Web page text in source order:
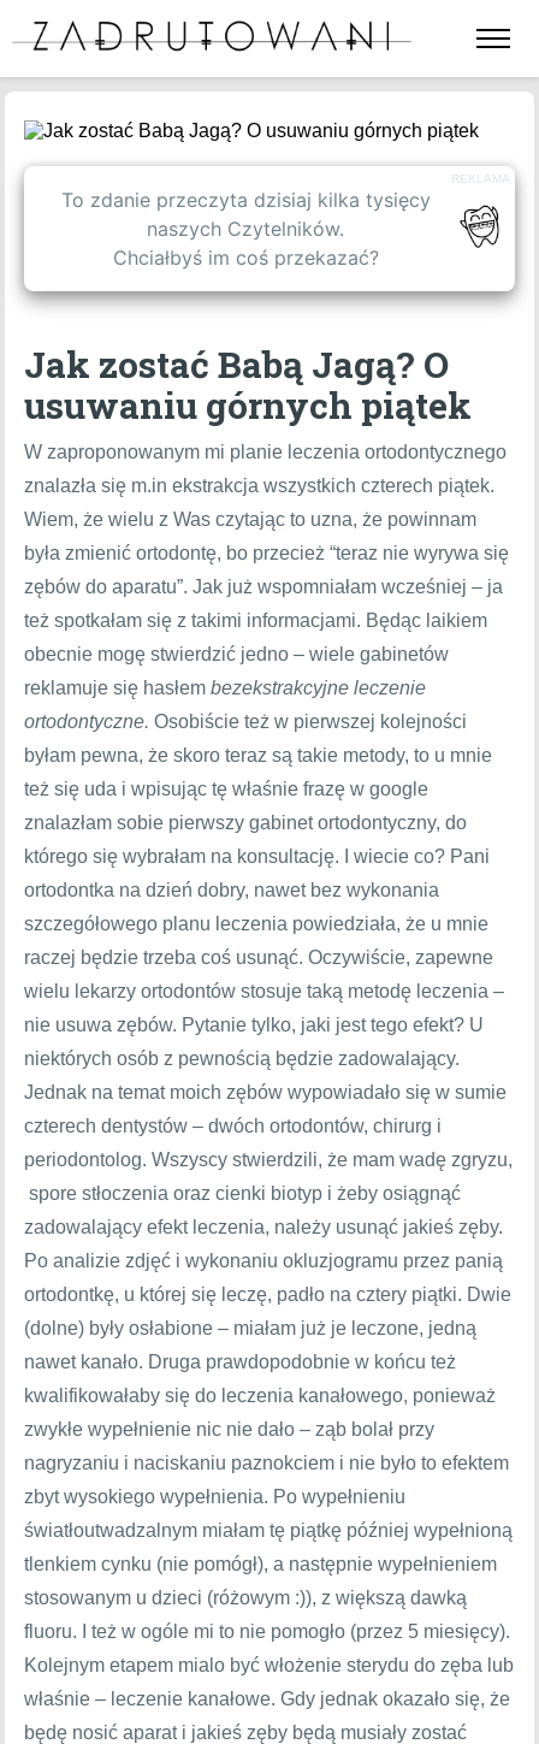
Otwórz
strony
SPIS TREŚCI
WPISY GOŚCINNE
OFERTA
O NAS
REKLAMA
To zdanie przeczyta dzisiaj kilka tysięcy
naszych Czytelników.
Chciałbyś im coś przekazać?
Jak zostać Babą Jagą? O
usuwaniu górnych piątek
W zaproponowanym mi planie leczenia ortodontycznego
znalazła się m.in ekstrakcja wszystkich czterech piątek.
Wiem, że wielu z Was czytając to uzna, że powinnam
była zmienić ortodontę, bo przecież “teraz nie wyrywa się
zębów do aparatu”. Jak już wspomniałam wcześniej – ja
też spotkałam się z takimi informacjami. Będąc laikiem
obecnie mogę stwierdzić jedno – wiele gabinetów
reklamuje się hasłem bezekstrakcyjne leczenie
ortodontyczne. Osobiście też w pierwszej kolejności
byłam pewna, że skoro teraz są takie metody, to u mnie
też się uda i wpisując tę właśnie frazę w google
znalazłam sobie pierwszy gabinet ortodontyczny, do
którego się wybrałam na konsultację. I wiecie co? Pani
ortodontka na dzień dobry, nawet bez wykonania
szczegółowego planu leczenia powiedziała, że u mnie
raczej będzie trzeba coś usunąć. Oczywiście, zapewne
wielu lekarzy ortodontów stosuje taką metodę leczenia –
nie usuwa zębów. Pytanie tylko, jaki jest tego efekt? U
niektórych osób z pewnością będzie zadowalający.
Jednak na temat moich zębów wypowiadało się w sumie
czterech dentystów – dwóch ortodontów, chirurg i
periodontolog. Wszyscy stwierdzili, że mam wadę zgryzu,
spore stłoczenia oraz cienki biotyp i żeby osiągnąć
zadowalający efekt leczenia, należy usunąć jakieś zęby.
Po analizie zdjęć i wykonaniu okluzjogramu przez panią
ortodontkę, u której się leczę, padło na cztery piątki. Dwie
(dolne) były osłabione – miałam już je leczone, jedną
nawet kanało. Druga prawdopodobnie w końcu też
kwalifikowałaby się do leczenia kanałowego, ponieważ
zwykłe wypełnienie nic nie dało – ząb bolał przy
nagryzaniu i naciskaniu paznokciem i nie było to efektem
zbyt wysokiego wypełnienia. Po wypełnieniu
światłoutwadzalnym miałam tę piątkę później wypełnioną
tlenkiem cynku (nie pomógł), a następnie wypełnieniem
stosowanym u dzieci (różowym :)), z większą dawką
fluoru. I też w ogóle mi to nie pomogło (przez 5 miesięcy).
Kolejnym etapem mialo być włożenie sterydu do zęba lub
właśnie – leczenie kanałowe. Gdy jednak okazało się, że
będę nosić aparat i jakieś zęby będą musiały zostać